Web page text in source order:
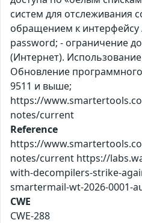
систем для отслеживания
обращением к
password; - ограничение
(Интернет).
Обновление
9511 и выше;
https://
notes/current
Reference
https://
notes/current https://
with-decompilers-strike-
smartermail-wt-2026-0001-
CWE
CWE-288